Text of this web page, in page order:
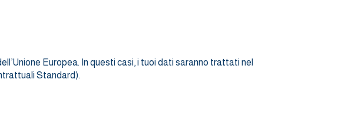
Europea. In questi casi, i tuoi dati saranno trattati nel
Standard).